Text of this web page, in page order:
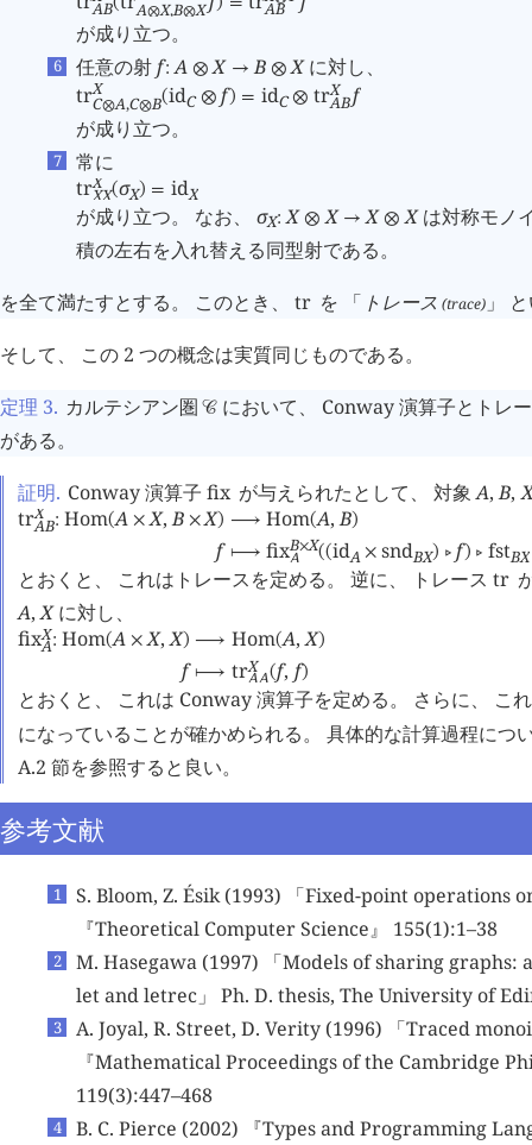
AB A⊗X,B⊗X AB
が成り立つ。
任意の射f: A ⊗ X → B ⊗ Xに対し、
trC⊗A,C⊗B
X (idC ⊗ f) = idC ⊗ trAB
X
f
が成り立つ。
常に
trXX
X (σX) = idX
が成り立つ。 なお、 σX: X ⊗ X → X ⊗ Xは対称モノ
積の左右を入れ替える同型射である。
を全て満たすとする。 このとき、 tr を 「 トレース (trace)」
そして、 この 2 つの概念は実質同じものである。
定理 3. カルテシアン圏󰒚 において、 Conway 演算子とトレ
がある。
証明. Conway 演算子 fix が与えられたとして、 対象A, B,
trAB
X : Hom(A × X, B × X) ⟶ Hom(A, B)
f ⟼ fixA
B×X((idA × sndBX) 󰖡 f ) 󰖡 fstBX
とおくと、 これはトレースを定める。 逆に、 トレース tr
A, Xに対し、
fixA
X: Hom(A × X, X) ⟶ Hom(A, X)
f ⟼ trAA
X (f, f)
とおくと、 これは Conway 演算子を定める。 さらに、 こ
になっていることが確かめられる。 具体的な計算過程につ
A.2 節を参照すると良い。
参考文献
S. Bloom, Z. Ésik (1993) 「Fixed-point operations
『Theoretical Computer Science』 155(1):1–38
M. Hasegawa (1997) 「Models of sharing graphs:
let and letrec」 Ph. D. thesis, The University of
A. Joyal, R. Street, D. Verity (1996) 「Traced
『Mathematical Proceedings of the Cambridge
119(3):447–468
B. C. Pierce (2002) 『Types and Programming